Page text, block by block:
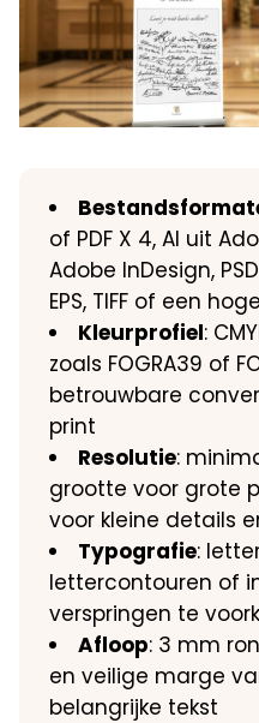
of PDF X 4, AI uit
Adobe InDesign,
EPS, TIFF of een
Kleurprofiel:
zoals FOGRA39 of
betrouwbare
print
Resolutie:
grootte voor grote
voor kleine details
Typografie:
lettercontouren of
verspringen te
Afloop: 3 mm
en veilige marge
belangrijke tekst